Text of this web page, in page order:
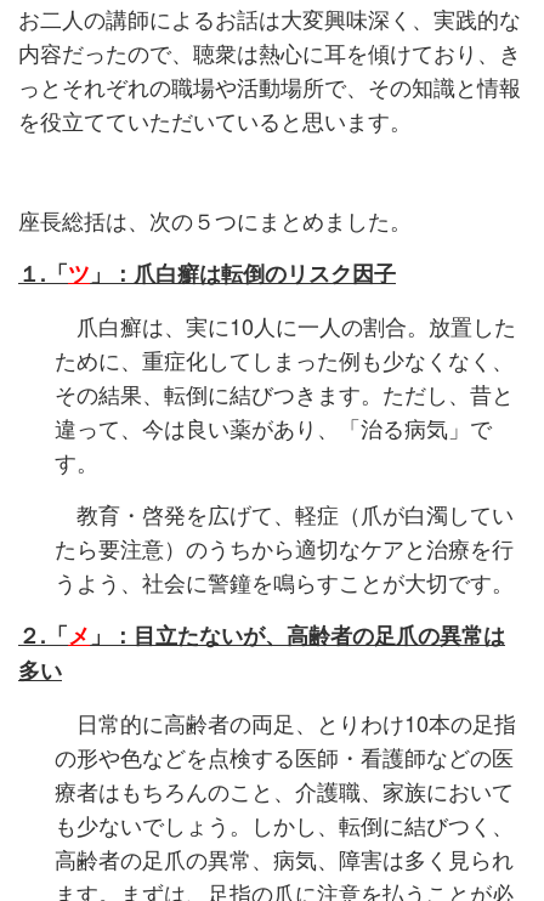
お二人の講師によるお話は大変興味深く、実践的な
内容だったので、聴衆は熱心に耳を傾けており、き
っとそれぞれの職場や活動場所で、その知識と情報
を役立てていただいていると思います。
座長総括は、次の５つにまとめました。
１.「ツ 」：爪白癬は転倒のリスク因子
爪白癬は、実に10人に一人の割合。放置した
ために、重症化してしまった例も少なくなく、
その結果、転倒に結びつきます。ただし、昔と
違って、今は良い薬があり、「治る病気」で
す。
教育・啓発を広げて、軽症（爪が白濁してい
たら要注意）のうちから適切なケアと治療を行
うよう、社会に警鐘を鳴らすことが大切です。
２.「メ 」：目立たないが、高齢者の足爪の異常は
多い
日常的に高齢者の両足、とりわけ10本の足指
の形や色などを点検する医師・看護師などの医
療者はもちろんのこと、介護職、家族において
も少ないでしょう。しかし、転倒に結びつく、
高齢者の足爪の異常、病気、障害は多く見られ
ます。まずは、足指の爪に注意を払うことが必